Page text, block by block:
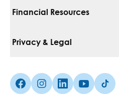
For Vendors
Media Inquiries
Financial Resources
Pay Your Bill
Insurances We Accept
Privacy & Legal
Non-Discrimination Policy
Facebook (Opens in a new
Instagram (Opens in a
linkedin (Opens
Youtube